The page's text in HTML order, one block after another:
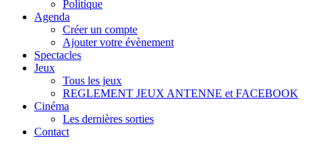
Politique
Agenda
Créer un compte
Ajouter votre évènement
Spectacles
Jeux
Tous les jeux
REGLEMENT JEUX ANTENNE et FACEBOOK
Cinéma
Les dernières sorties
Contact